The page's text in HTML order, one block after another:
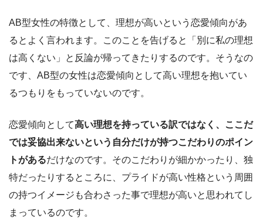
AB型女性の特徴として、理想が高いという恋愛傾向があ
るとよく言われます。このことを告げると「別に私の理想
は高くない」と反論が帰ってきたりするのです。そうなの
です、AB型の女性は恋愛傾向として高い理想を抱いてい
るつもりをもっていないのです。
恋愛傾向として高い理想を持っている訳ではなく、ここだ
では妥協出来ないという自分だけが持つこだわりのポイン
トがあるだけなのです。そのこだわりが細かかったり、独
特だったりするところに、プライドが高い性格という周囲
の持つイメージも合わさった事で理想が高いと思われてし
まっているのです。